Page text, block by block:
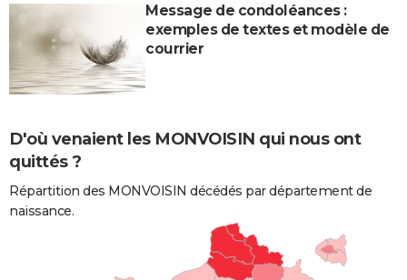
Message de condoléances :
exemples de textes et modèle de
courrier
D'où venaient les MONVOISIN qui nous ont
quittés ?
Répartition des MONVOISIN décédés par département de
naissance.